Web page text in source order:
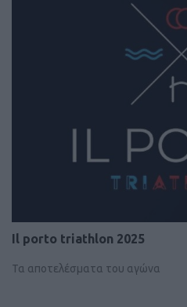
Il porto triathlon 2025
Τα αποτελέσματα του αγώνα